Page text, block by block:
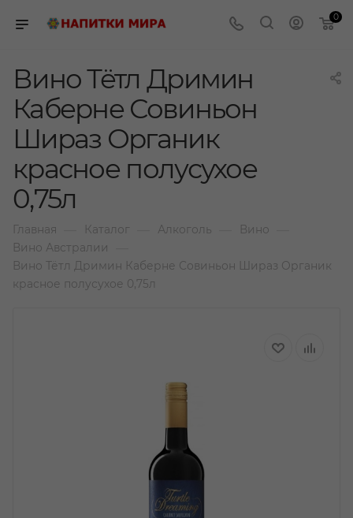
0
Вино Тётл Дримин
Каберне Совиньон
Шираз Органик
красное полусухое
0,75л
Главная Каталог Алкоголь Вино
Вино Австралии
Вино Тётл Дримин Каберне Совиньон Шираз Органик
красное полусухое 0,75л